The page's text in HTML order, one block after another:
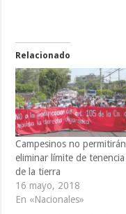
Relacionado
Campesinos no permitirán
eliminar límite de tenencia
de la tierra
16 mayo, 2018
En «Nacionales»